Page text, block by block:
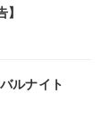
ルナイト